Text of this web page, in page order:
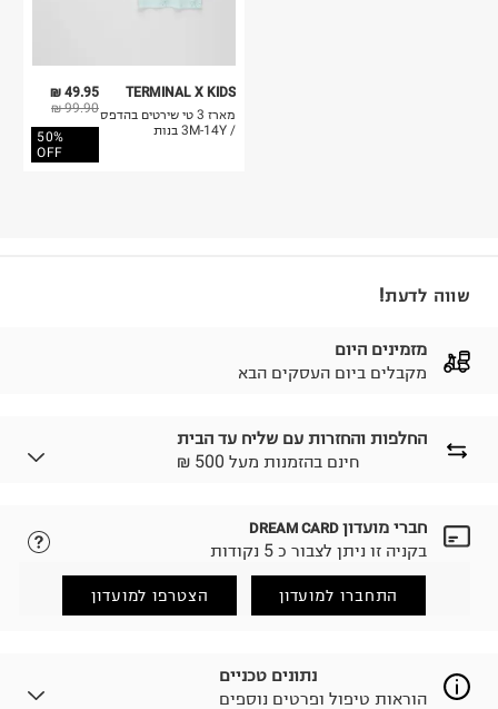
49.95 ₪
99.90 ₪
50%
OFF
TERMINAL X KIDS
מארז 3 טי שירטים בהדפס
/ 3M-14Y בנות
שווה לדעת!
מזמינים היום
מקבלים ביום העסקים הבא
החלפות והחזרות עם שליח עד הבית
₪ חינם בהזמנות מעל 500
לבחירת בשיטת המשלוח המתאימה לכם,
הזמנתם והתחרטתם?
(במקום ב-19.9 ₪) לזמן מוגבל! חינם בהזמנות מעל 500 ₪.
למידע נא ללחוץ כאן
.
לפני החזרת החבילה, חשוב להדביק את מדבקת הגוביינא על
חברי מועדון DREAM CARD
בקניה זו ניתן לצבור כ 5 נקודות
התחברו למועדון הצטרפו למועדון
נתונים טכניים
הוראות טיפול ופרטים נוספים